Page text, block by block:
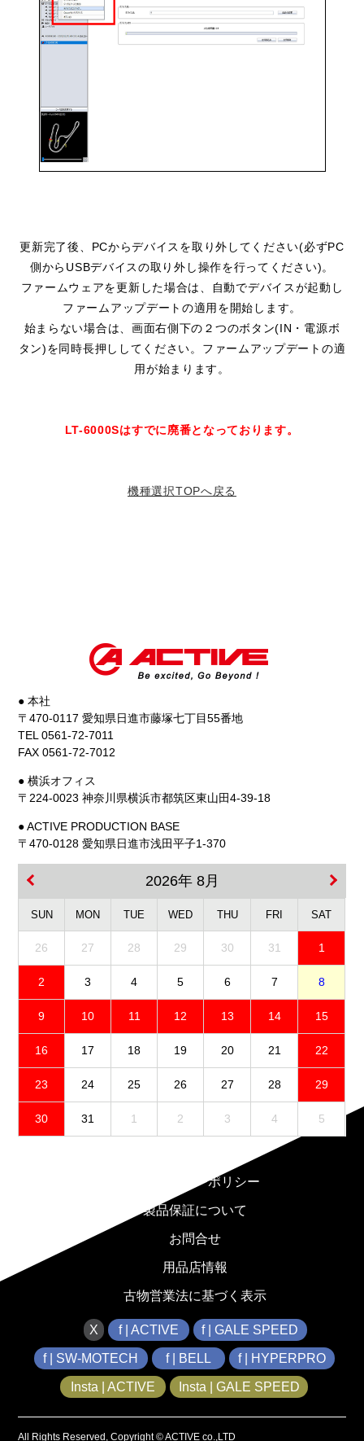
更新完了後、PCからデバイスを取り外してください(必ずPC
側からUSBデバイスの取り外し操作を行ってください)。
ファームウェアを更新した場合は、自動でデバイスが起動し
ファームアップデートの適用を開始します。
始まらない場合は、画面右側下の２つのボタン(IN・電源ボ
タン)を同時長押ししてください。ファームアップデートの適
用が始まります。
LT-6000Sはすでに廃番となっております。
機種選択TOPへ戻る
● 本社
〒470-0117 愛知県日進市藤塚七丁目55番地
TEL 0561-72-7011
FAX 0561-72-7012
● 横浜オフィス
〒224-0023 神奈川県横浜市都筑区東山田4-39-18
● ACTIVE PRODUCTION BASE
〒470-0128 愛知県日進市浅田平子1-370
2026年 8月
SUN MON TUE WED THU FRI SAT
26 27 28 29 30 31 1
2 3 4 5 6 7 8
9 10 11 12 13 14 15
16 17 18 19 20 21 22
23 24 25 26 27 28 29
30 31 1 2 3 4 5
プライバシーポリシー
製品保証について
お問合せ
用品店情報
古物営業法に基づく表示
X f | ACTIVE f | GALE SPEED
f | SW-MOTECH f | BELL f | HYPERPRO
Insta | ACTIVE Insta | GALE SPEED
All Rights Reserved, Copyright © ACTIVE co.,LTD